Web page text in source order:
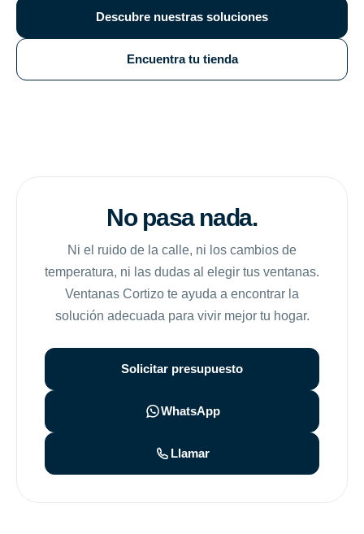
Descubre nuestras soluciones
Encuentra tu tienda
No pasa nada.
Ni el ruido de la calle, ni los cambios de
temperatura, ni las dudas al elegir tus ventanas.
Ventanas Cortizo te ayuda a encontrar la
solución adecuada para vivir mejor tu hogar.
Solicitar presupuesto
WhatsApp
Llamar